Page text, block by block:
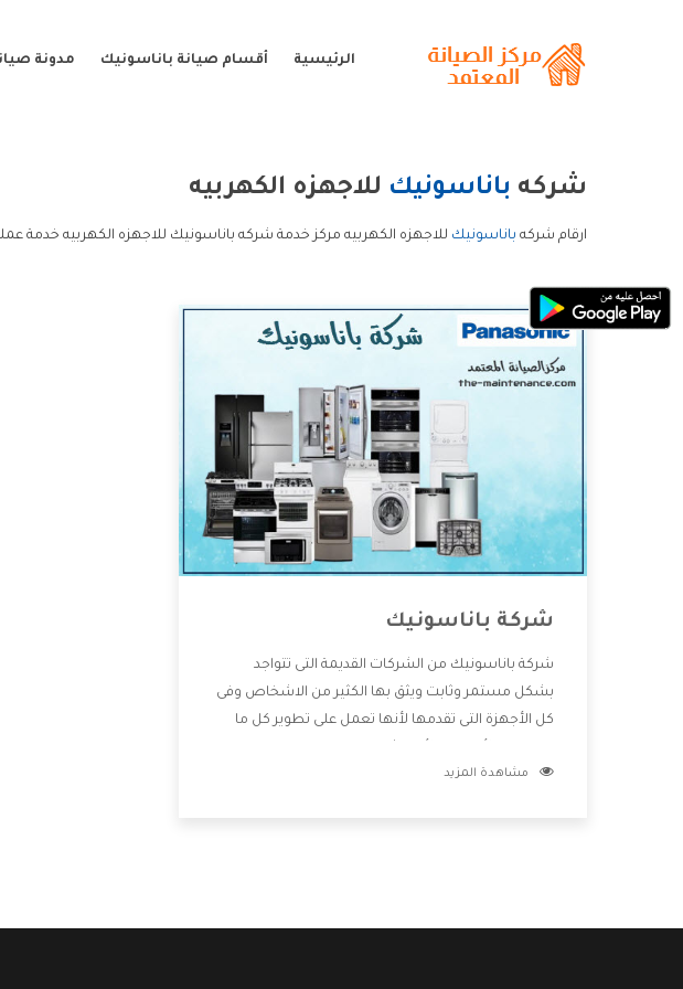
الرئيسية أقسام صيانة باناسونيك مدونة
شركه باناسونيك للاجهزه الكهربيه
ارقام شركه باناسونيك للاجهزه الكهربيه مركز خدمة شركه باناسونيك للاجهزه الكهربيه خدمة
شركة باناسونيك
شركة باناسونيك من الشركات القديمة التى تتواجد
بشكل مستمر وثابت ويثق بها الكثير من الاشخاص وفى
كل الأجهزة التى تقدمها لأنها تعمل على تطوير كل ما
أفضل خدمات ما بعد البيع مع المنتجات وتقدم للعملاء
مشاهدة المزيد